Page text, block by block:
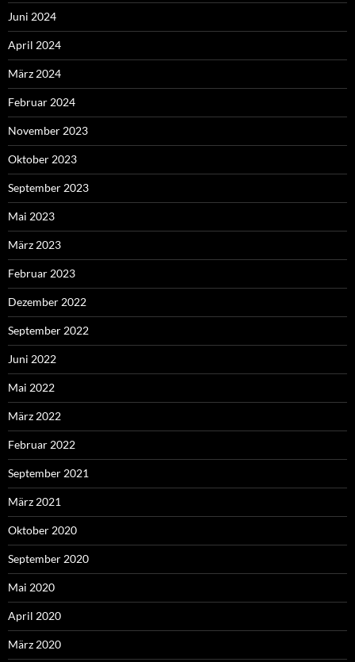
Juni 2024
April 2024
März 2024
Februar 2024
November 2023
Oktober 2023
September 2023
Mai 2023
März 2023
Februar 2023
Dezember 2022
September 2022
Juni 2022
Mai 2022
März 2022
Februar 2022
September 2021
März 2021
Oktober 2020
September 2020
Mai 2020
April 2020
März 2020